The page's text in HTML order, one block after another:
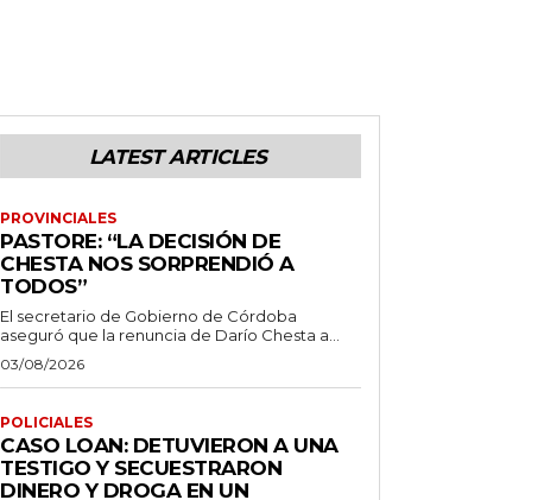
LATEST ARTICLES
PROVINCIALES
PASTORE: “LA DECISIÓN DE
CHESTA NOS SORPRENDIÓ A
TODOS”
El secretario de Gobierno de Córdoba
aseguró que la renuncia de Darío Chesta a...
03/08/2026
POLICIALES
CASO LOAN: DETUVIERON A UNA
TESTIGO Y SECUESTRARON
DINERO Y DROGA EN UN